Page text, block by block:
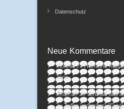
Datenschutz
Neue Kommentare
KonradzuHeimkino-
Kino
StephanzuVertikale und
(+ Zellen verbinden)